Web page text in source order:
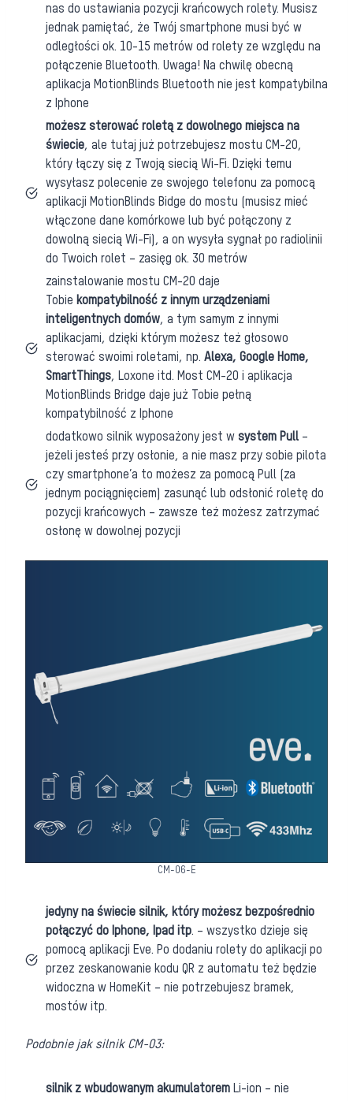
nas do ustawiania pozycji krańcowych rolety. Musisz
jednak pamiętać, że Twój smartphone musi być w
odległości ok. 10-15 metrów od rolety ze względu na
połączenie Bluetooth. Uwaga! Na chwilę obecną
aplikacja MotionBlinds Bluetooth nie jest kompatybilna
z Iphone
możesz sterować roletą z dowolnego miejsca na
świecie, ale tutaj już potrzebujesz mostu CM-20,
który łączy się z Twoją siecią Wi-Fi. Dzięki temu
wysyłasz polecenie ze swojego telefonu za pomocą
aplikacji MotionBlinds Bidge do mostu (musisz mieć
włączone dane komórkowe lub być połączony z
dowolną siecią Wi-Fi), a on wysyła sygnał po radiolinii
do Twoich rolet – zasięg ok. 30 metrów
zainstalowanie mostu CM-20 daje
Tobie kompatybilność z innym urządzeniami
inteligentnych domów, a tym samym z innymi
aplikacjami, dzięki którym możesz też głosowo
sterować swoimi roletami, np. Alexa, Google Home,
SmartThings, Loxone itd. Most CM-20 i aplikacja
MotionBlinds Bridge daje już Tobie pełną
kompatybilność z Iphone
dodatkowo silnik wyposażony jest w system Pull –
jeżeli jesteś przy osłonie, a nie masz przy sobie pilota
czy smartphone’a to możesz za pomocą Pull (za
jednym pociągnięciem) zasunąć lub odsłonić roletę do
pozycji krańcowych – zawsze też możesz zatrzymać
osłonę w dowolnej pozycji
CM-06-E
jedyny na świecie silnik, który możesz bezpośrednio
połączyć do Iphone, Ipad itp. – wszystko dzieje się
pomocą aplikacji Eve. Po dodaniu rolety do aplikacji po
przez zeskanowanie kodu QR z automatu też będzie
widoczna w HomeKit – nie potrzebujesz bramek,
mostów itp.
Podobnie jak silnik CM-03:
silnik z wbudowanym akumulatorem Li-ion – nie